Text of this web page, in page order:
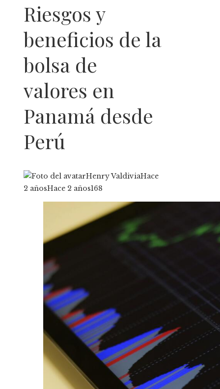
Riesgos y
beneficios de la
bolsa de
valores en
Panamá desde
Perú
Henry ValdiviaHace
2 añosHace 2 años168